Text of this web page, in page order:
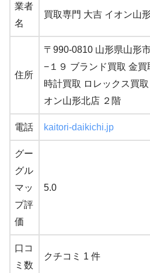
業者
名
買取専門 大吉 イオン山
住所
〒990-0810 山形県山形
−１９ ブランド買取 金
時計買取 ロレックス買
オン山形北店 ２階
電話 kaitori-daikichi.jp
グー
グル
マッ
プ評
価
5.0
口コ
ミ数
クチコミ 1 件